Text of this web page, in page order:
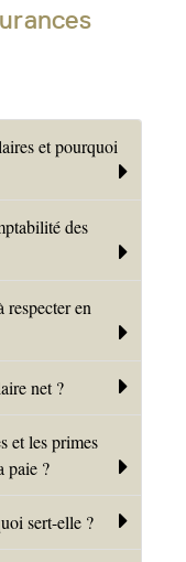
et pourquoi
des
respecter en
net ?
et les primes
paie ?
sert-elle ?